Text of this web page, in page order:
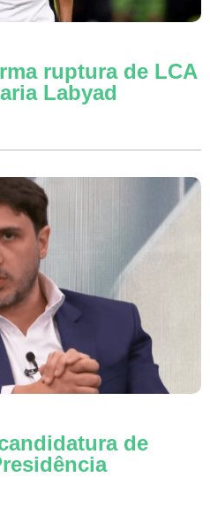
ruptura de LCA
Labyad
de